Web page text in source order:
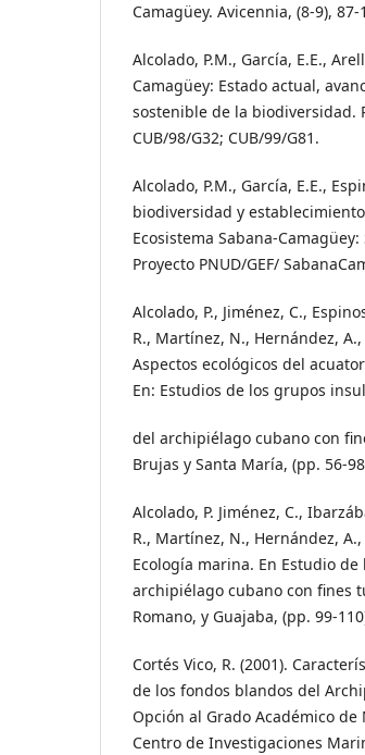
Camagüey. Avicennia, (8-9), 87-
Alcolado, P.M., García, E.E.,
Camagüey: Estado actual,
sostenible de la biodiversidad.
CUB/98/G32; CUB/99/G81.
Alcolado, P.M., García, E.E.,
biodiversidad y
Ecosistema Sabana-
Proyecto PNUD/GEF/
Alcolado, P., Jiménez, C.,
R., Martínez, N., Hernández,
Aspectos ecológicos del
En: Estudios de los grupos
del archipiélago cubano con
Brujas y Santa María, (pp. 56-
Alcolado, P. Jiménez, C.,
R., Martínez, N., Hernández,
Ecología marina. En Estudio
archipiélago cubano con fines
Romano, y Guajaba, (pp. 99-
Cortés Vico, R. (2001).
de los fondos blandos del
Opción al Grado Académico
Centro de Investigaciones